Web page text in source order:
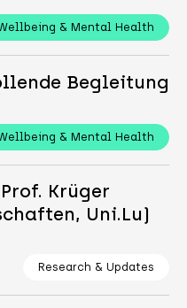
& Mental Health
Begleitung
& Mental Health
Krüger
Uni.Lu)
Research & Updates